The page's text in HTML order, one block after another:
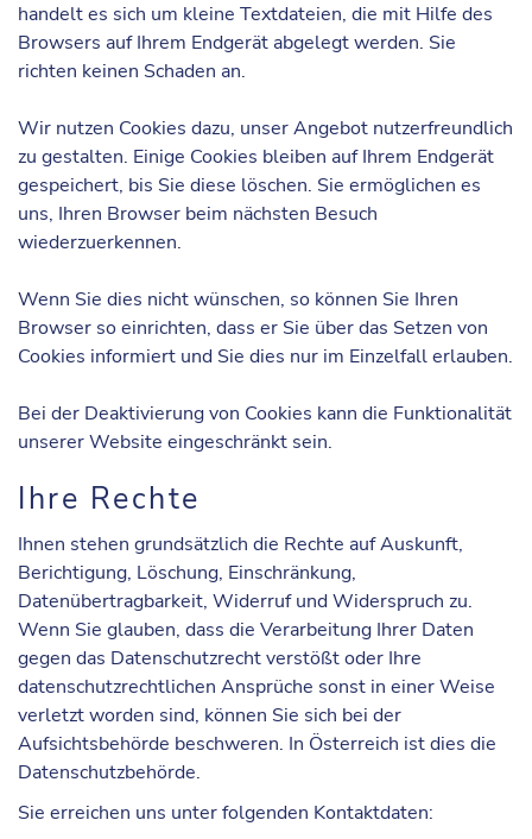
handelt es sich um kleine Textdateien, die mit Hilfe des
Browsers auf Ihrem Endgerät abgelegt werden. Sie
richten keinen Schaden an.
Wir nutzen Cookies dazu, unser Angebot nutzerfreundlich
zu gestalten. Einige Cookies bleiben auf Ihrem Endgerät
gespeichert, bis Sie diese löschen. Sie ermöglichen es
uns, Ihren Browser beim nächsten Besuch
wiederzuerkennen.
Wenn Sie dies nicht wünschen, so können Sie Ihren
Browser so einrichten, dass er Sie über das Setzen von
Cookies informiert und Sie dies nur im Einzelfall erlauben.
Bei der Deaktivierung von Cookies kann die Funktionalität
unserer Website eingeschränkt sein.
Ihre Rechte
Ihnen stehen grundsätzlich die Rechte auf Auskunft,
Berichtigung, Löschung, Einschränkung,
Datenübertragbarkeit, Widerruf und Widerspruch zu.
Wenn Sie glauben, dass die Verarbeitung Ihrer Daten
gegen das Datenschutzrecht verstößt oder Ihre
datenschutzrechtlichen Ansprüche sonst in einer Weise
verletzt worden sind, können Sie sich bei der
Aufsichtsbehörde beschweren. In Österreich ist dies die
Datenschutzbehörde.
Sie erreichen uns unter folgenden Kontaktdaten: